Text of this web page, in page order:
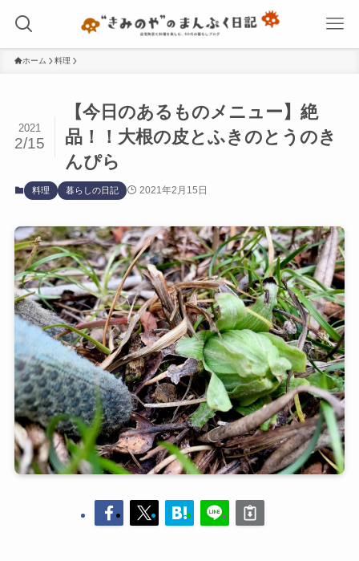
ホーム 料理
【今日のあるものメニュー】絶
品！！大根の皮とふきのとうのき
んぴら
2021
2/15
料理 暮らしの日記 2021年2月15日